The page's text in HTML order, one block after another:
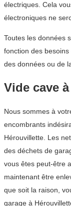
électriques. Cela
électroniques ne
Toutes les données
fonction des besoins
des données ou de
Vide cave
Nous sommes à
encombrants
Hérouvillette. Les
des déchets de
vous êtes peut-être
maintenant être
que soit la raison,
garage à